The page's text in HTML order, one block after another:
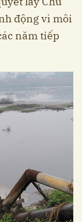
động vì môi
năm tiếp